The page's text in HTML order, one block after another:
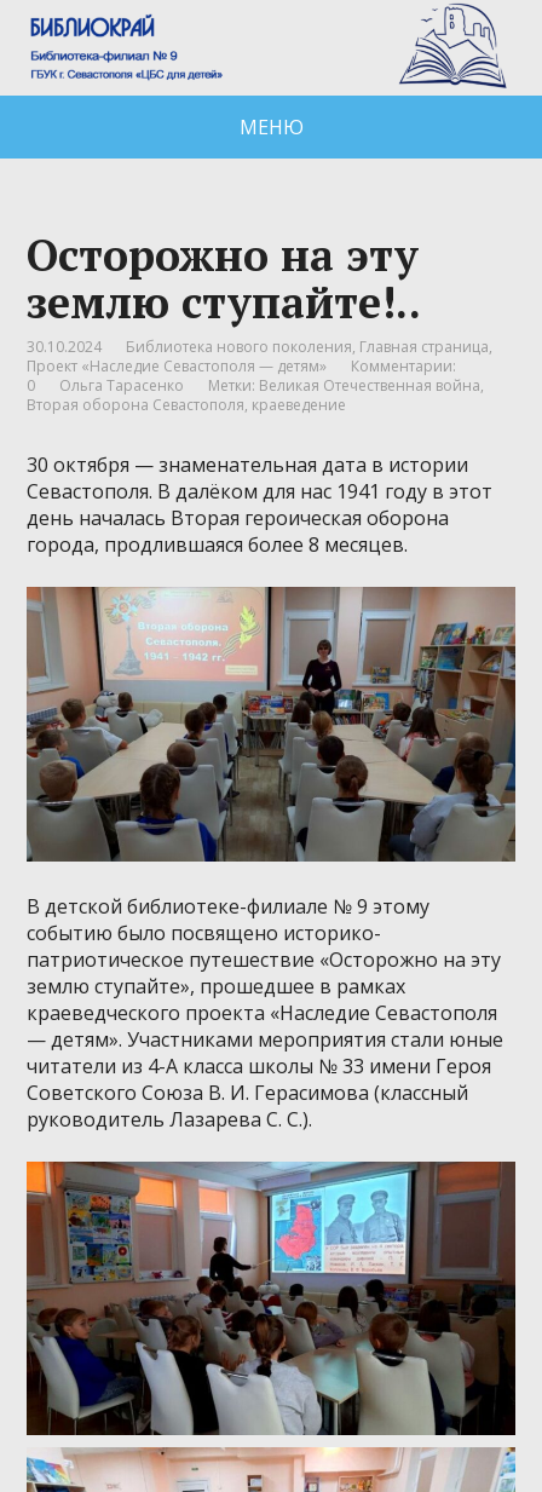
МЕНЮ
Осторожно на эту
землю ступайте!..
30.10.2024 Библиотека нового поколения, Главная страница,
Проект «Наследие Севастополя — детям»
Комментарии:
0
Ольга Тарасенко Метки: Великая Отечественная война,
Вторая оборона Севастополя, краеведение
30 октября — знаменательная дата в истории
Севастополя. В далёком для нас 1941 году в этот
день началась Вторая героическая оборона
города, продлившаяся более 8 месяцев.
В детской библиотеке-филиале № 9 этому
событию было посвящено историко-
патриотическое путешествие «Осторожно на эту
землю ступайте», прошедшее в рамках
краеведческого проекта «Наследие Севастополя
— детям». Участниками мероприятия стали юные
читатели из 4-А класса школы № 33 имени Героя
Советского Союза В. И. Герасимова (классный
руководитель Лазарева С. С.).